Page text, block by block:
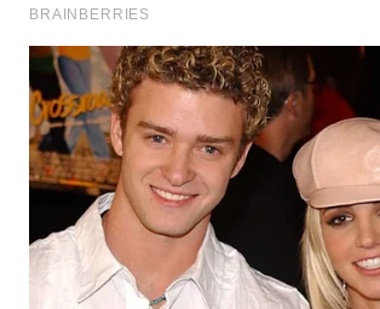
SUMEDANG
WN
CIANJUR
WN
KEPULAUAN
SERIBU
WN